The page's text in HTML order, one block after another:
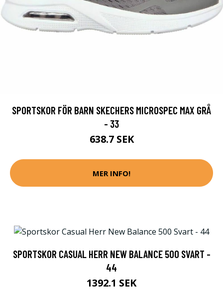
SPORTSKOR FÖR BARN SKECHERS MICROSPEC MAX GRÅ
- 33
638.7 SEK
MER INFO!
SPORTSKOR CASUAL HERR NEW BALANCE 500 SVART -
44
1392.1 SEK